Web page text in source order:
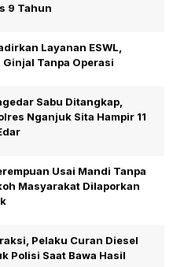
9 Tahun
Layanan ESWL,
Tanpa Operasi
Sabu Ditangkap,
Nganjuk Sita Hampir 11
Usai Mandi Tanpa
Masyarakat Dilaporkan
Pelaku Curan Diesel
Polisi Saat Bawa Hasil